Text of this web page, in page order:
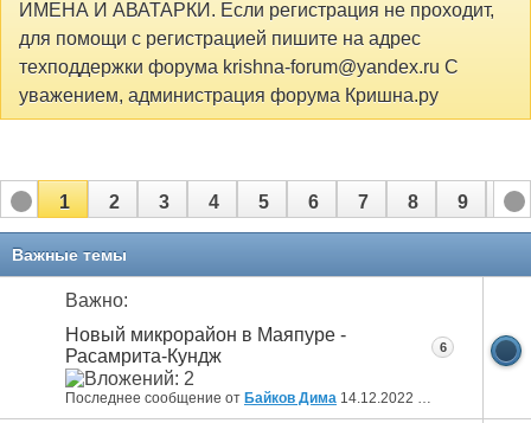
ИМЕНА И АВАТАРКИ. Если регистрация не проходит,
для помощи с регистрацией пишите на адрес
техподдержки форума krishna-forum@yandex.ru С
уважением, администрация форума Кришна.ру
1 2 3 4 5 6 7 8 9 10
11 12
Важные темы
Важно:
Новый микрорайон в Маяпуре -
Расамрита-Кундж
Последнее сообщение от Байков Дима 14.12.2022 09:14
6